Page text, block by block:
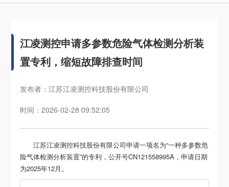
江凌测控申请多参数危险气体检测分析装
置专利，缩短故障排查时间
发布者：江苏江凌测控科技股份有限公司
时间：2026-02-28 09:52:05
江苏江凌测控科技股份有限公司申请一项名为“一种多参数危
险气体检测分析装置”的专利，公开号CN121558995A，申请日期
为2025年12月。